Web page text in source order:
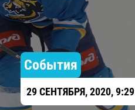
События
29 СЕНТЯБРЯ, 2020, 9:29